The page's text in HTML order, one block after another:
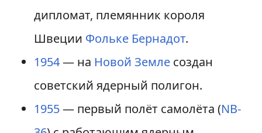
дипломат, племянник короля
Швеции Фольке Бернадот.
1954— на Новой Землесоздан
советский ядерный полигон.
1955— первый полёт самолёта (NB-